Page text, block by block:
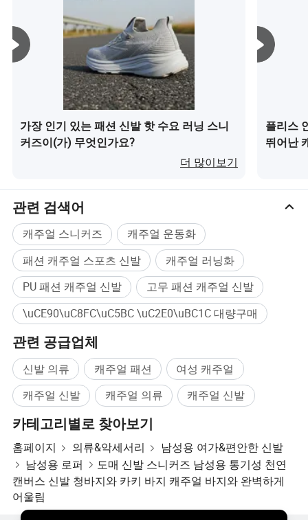
CUSHIONED COMFORT
Featuring plush insoles that provide excellent support, these
shoes keep your feet comfortable throughout the day.
가장 인기 있는 패션 신발 핫 수요 러닝 스니
커즈이(가) 무엇인가요?
더 많이보기
플리스
뛰어난
관련 검색어
캐주얼 스니커즈
캐주얼 운동화
패션 캐주얼 스포츠 신발
캐주얼 러닝화
PU 패션 캐주얼 신발
고무 패션 캐주얼 신발
\uCE90\uC8FC\uC5BC \uC2E0\uBC1C 대량구매
관련 공급업체
신발 의류 캐주얼 패션
여성 캐주얼
캐주얼 신발
캐주얼 의류 캐주얼 신발
카테고리별로 찾아보기
홈페이지 의류&악세서리
남성용 여가&편안한 신발
남성용 로퍼
도매 신발 스니커즈 남성용 통기성 천연
캔버스 신발 청바지와 카키 바지 캐주얼 바지와 완벽하게
어울림